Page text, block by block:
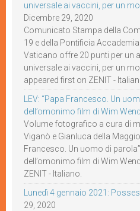
universale ai vaccini, per un
Dicembre 29, 2020
Comunicato Stampa della
19 e della Pontificia Accademia
Vaticano offre 20 punti per un
universale ai vaccini, per un
appeared first on ZENIT -
LEV: “Papa Francesco. Un
dell’omonimo film di Wim
Volume fotografico a cura di
Viganò e Gianluca della
Francesco. Un uomo di
dell’omonimo film di Wim
ZENIT - Italiano.
Lunedì 4 gennaio 2021:
29, 2020